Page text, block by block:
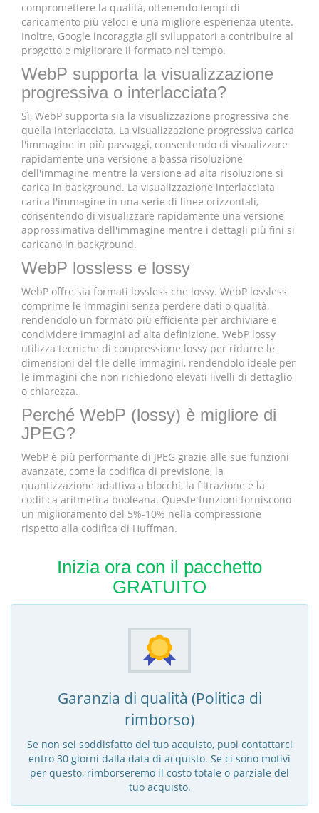
compromettere la qualità, ottenendo tempi di
caricamento più veloci e una migliore esperienza utente.
Inoltre, Google incoraggia gli sviluppatori a contribuire al
progetto e migliorare il formato nel tempo.
WebP supporta la visualizzazione
progressiva o interlacciata?
Sì, WebP supporta sia la visualizzazione progressiva che
quella interlacciata. La visualizzazione progressiva carica
l'immagine in più passaggi, consentendo di visualizzare
rapidamente una versione a bassa risoluzione
dell'immagine mentre la versione ad alta risoluzione si
carica in background. La visualizzazione interlacciata
carica l'immagine in una serie di linee orizzontali,
consentendo di visualizzare rapidamente una versione
approssimativa dell'immagine mentre i dettagli più fini si
caricano in background.
WebP lossless e lossy
WebP offre sia formati lossless che lossy. WebP lossless
comprime le immagini senza perdere dati o qualità,
rendendolo un formato più efficiente per archiviare e
condividere immagini ad alta definizione. WebP lossy
utilizza tecniche di compressione lossy per ridurre le
dimensioni del file delle immagini, rendendolo ideale per
le immagini che non richiedono elevati livelli di dettaglio
o chiarezza.
Perché WebP (lossy) è migliore di
JPEG?
WebP è più performante di JPEG grazie alle sue funzioni
avanzate, come la codifica di previsione, la
quantizzazione adattiva a blocchi, la filtrazione e la
codifica aritmetica booleana. Queste funzioni forniscono
un miglioramento del 5%-10% nella compressione
rispetto alla codifica di Huffman.
Inizia ora con il pacchetto
GRATUITO
Garanzia di qualità (Politica di
rimborso)
Se non sei soddisfatto del tuo acquisto, puoi contattarci
entro 30 giorni dalla data di acquisto. Se ci sono motivi
per questo, rimborseremo il costo totale o parziale del
tuo acquisto.